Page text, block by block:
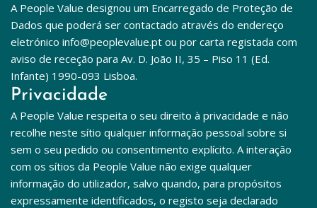
A People Value designou um Encarregado de Proteção de
Dados que poderá ser contactado através do endereço
eletrónico info@peoplevalue.pt ou por carta registada com
aviso de receção para Av. D. João II, 35 – Piso 11 (Ed.
Infante) 1990-093 Lisboa.
Privacidade
A People Value respeita o seu direito à privacidade e não
recolhe neste sítio qualquer informação pessoal sobre si
sem o seu pedido ou consentimento explícito. A interação
com os sítios da People Value não exige qualquer
informação do utilizador, salvo quando, para propósitos
expressamente identificados, o registo seja declarado